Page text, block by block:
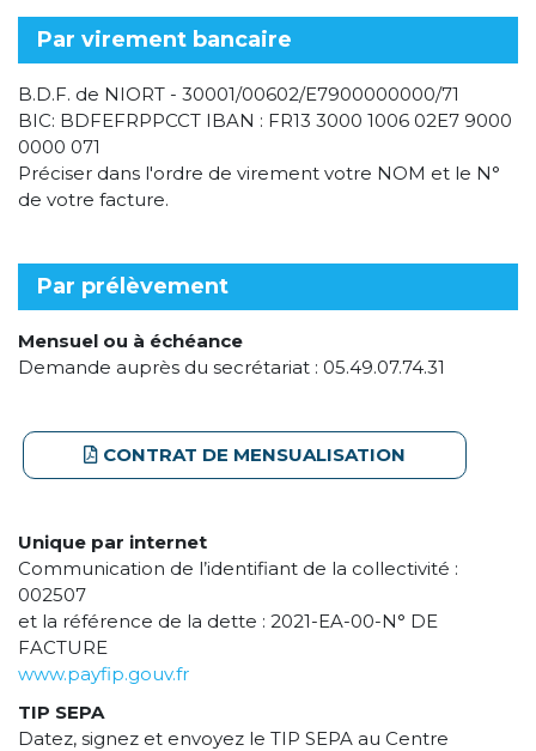
Par virement bancaire
B.D.F. de NIORT - 30001/00602/E7900000000/71
BIC: BDFEFRPPCCT IBAN : FR13 3000 1006 02E7 9000
0000 071
Préciser dans l'ordre de virement votre NOM et le N°
de votre facture.
Par prélèvement
Mensuel ou à échéance
Demande auprès du secrétariat : 05.49.07.74.31
CONTRAT DE MENSUALISATION
Unique par internet
Communication de l’identifiant de la collectivité :
002507
et la référence de la dette : 2021-EA-00-N° DE
FACTURE
www.payfip.gouv.fr
TIP SEPA
Datez, signez et envoyez le TIP SEPA au Centre